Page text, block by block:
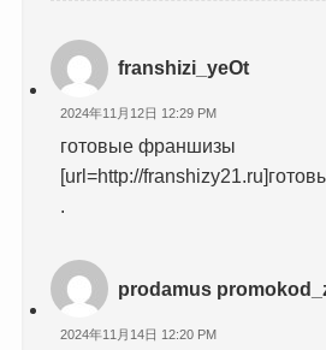
franshizi_yeOt
2024年11月12日 12:29 PM
готовые франшизы
[url=http://
.
prodamus
2024年11月14日 12:20 PM